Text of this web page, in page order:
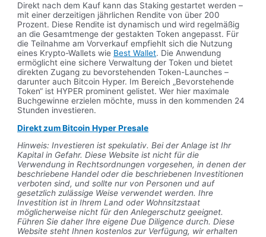
Direkt nach dem Kauf kann das Staking gestartet werden –
mit einer derzeitigen jährlichen Rendite von über 200
Prozent. Diese Rendite ist dynamisch und wird regelmäßig
an die Gesamtmenge der gestakten Token angepasst. Für
die Teilnahme am Vorverkauf empfiehlt sich die Nutzung
eines Krypto-Wallets wie Best Wallet. Die Anwendung
ermöglicht eine sichere Verwaltung der Token und bietet
direkten Zugang zu bevorstehenden Token-Launches –
darunter auch Bitcoin Hyper. Im Bereich „Bevorstehende
Token“ ist HYPER prominent gelistet. Wer hier maximale
Buchgewinne erzielen möchte, muss in den kommenden 24
Stunden investieren.
Direkt zum Bitcoin Hyper Presale
Hinweis: Investieren ist spekulativ. Bei der Anlage ist Ihr
Kapital in Gefahr. Diese Website ist nicht für die
Verwendung in Rechtsordnungen vorgesehen, in denen der
beschriebene Handel oder die beschriebenen Investitionen
verboten sind, und sollte nur von Personen und auf
gesetzlich zulässige Weise verwendet werden. Ihre
Investition ist in Ihrem Land oder Wohnsitzstaat
möglicherweise nicht für den Anlegerschutz geeignet.
Führen Sie daher Ihre eigene Due Diligence durch. Diese
Website steht Ihnen kostenlos zur Verfügung, wir erhalten